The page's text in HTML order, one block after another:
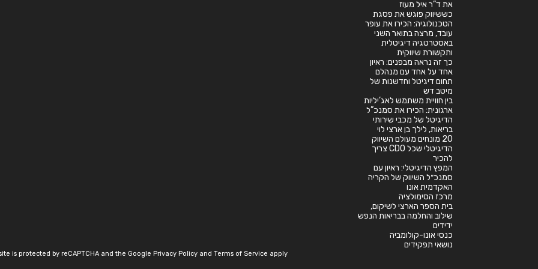
את ד”ר איל מעוז
כששיווק פוגש את פסגת
הטכנולוגיה: הכירו את עופר
עובד, מרצה בתואר השני
באסטרטגיה דיגיטלית
ותקשורת שיווקית
כך זה נראה מבפנים: ראיון
אחד על אחד עם מנהלם
תחום דיגיטל וחדשנות של
מיטב דש
בין חוויית משתמש לאג’יליות
ארגונית: הכירו את סמנכ”ל
הדיגיטל של מכבי שירותי
בריאות, לילך בן ארצי לוי
20 מונחים מעולם השיווק
הדיגיטלי שכל CDO צריך
להכיר
המפץ הדיגיטלי: ראיון עם
סמנכ״ל השיווק של הקריה
האקדמית אונו
מרכז הסימולציה
בית הספר הארצי לשיקום,
שילוב והחלמה בבריאות הנפש
ידידים
כנסי אונו-קולומביה
נושאי תפקידים
is protected by reCAPTCHA and the Google Privacy Policyand Terms of Service apply.